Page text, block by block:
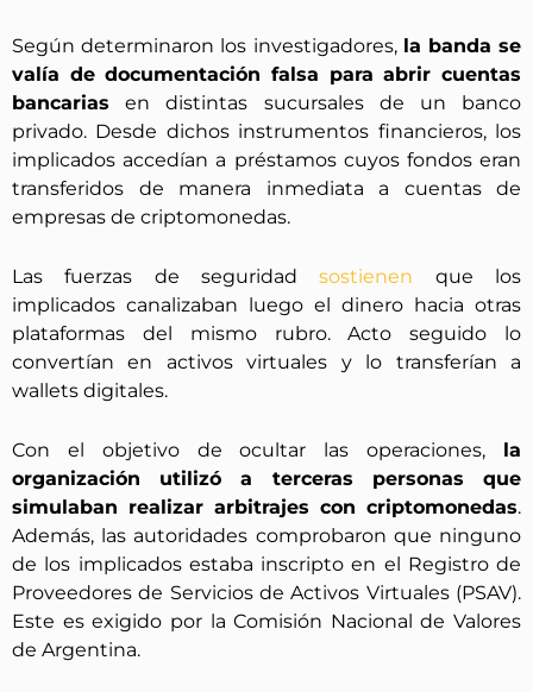
Según determinaron los investigadores, la banda se
valía de documentación falsa para abrir cuentas
bancarias en distintas sucursales de un banco
privado. Desde dichos instrumentos financieros, los
implicados accedían a préstamos cuyos fondos eran
transferidos de manera inmediata a cuentas de
empresas de criptomonedas.
Las fuerzas de seguridadsostienen que los
implicados canalizaban luego el dinero hacia otras
plataformas del mismo rubro. Acto seguido lo
convertían en activos virtuales y lo transferían a
wallets digitales.
Con el objetivo de ocultar las operaciones, la
organización utilizó a terceras personas que
simulaban realizar arbitrajes con criptomonedas.
Además, las autoridades comprobaron que ninguno
de los implicados estaba inscripto en el Registro de
Proveedores de Servicios de Activos Virtuales (PSAV).
Este es exigido por la Comisión Nacional de Valores
de Argentina.